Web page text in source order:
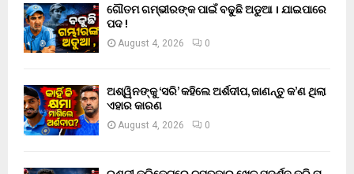
ଗୌତମ ଗମ୍ଭୀରଙ୍କ ପାଇଁ ବଢୁଛି ଅଡୁଆ । ଯାଇପାରେ
ପଦ !
August 4, 2026 0
ଅଶ୍ୱିନଙ୍କୁ ‘ସରି’ କହିଲେ ଅର୍ଶଦୀପ, ଜାଣନ୍ତୁ କ’ଣ ଥିଲା
ଏହାର କାରଣ
August 4, 2026 0